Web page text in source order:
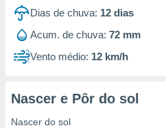
Dias de chuva: 12 dias
Acum. de chuva: 72 mm
Vento médio: 12 km/h
Nascer e Pôr do sol
Nascer do sol